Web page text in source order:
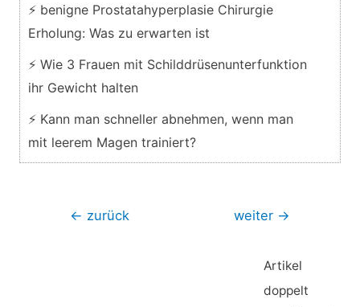
⚡ benigne Prostatahyperplasie Chirurgie
Erholung: Was zu erwarten ist
⚡ Wie 3 Frauen mit Schilddrüsenunterfunktion
ihr Gewicht halten
⚡ Kann man schneller abnehmen, wenn man
mit leerem Magen trainiert?
Beitragsnavigation
← zurück weiter →
Artikel
doppelt